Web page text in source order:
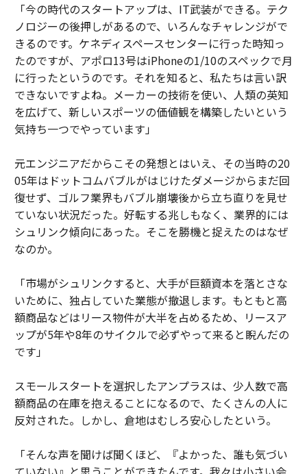
「今の時代のスタートアップは、IT武装ができる。テク
ノロジーの後押しがあるので、いろんなチャレンジがで
きるのです。ケネディスペースセンターに行った時知っ
たのですが、アポロ13号はiPhoneの1/10のスペックで月
に行ったというのです。それを知ると、私たちは言い訳
できないですよね。メーカーの技術を使い、人類の英知
を広げて、新しいスポーツの価値観を構築したいという
気持ち一つでやっています」
元エンジニアだからこその発想とはいえ、その当時の20
05年はドットコムバブルがはじけたダメージからまだ回
復せず、ゴルフ業界もバブル崩壊後から立ち直りを見せ
ていない状況だった。好転する兆しもなく、業界的には
シュリンク傾向にあった。そこを勝機と捉えたのはなぜ
なのか。
「市場がシュリンクすると、大手が巨額資本を落とさな
いために、独占していた業態が撤退します。もともと高
額商品などはリース物件が大半を占めるため、リースア
ップが5年や8年のサイクルで必ずやって来ると睨んだの
です」
スモールスタートを選択したアンプラスは、少人数で高
額商品の在庫を抱えることになるので、たくさんの人に
反対された。しかし、倉地はむしろ安心したという。
「そんな声を聞けば聞くほど、『よかった、誰も気づい